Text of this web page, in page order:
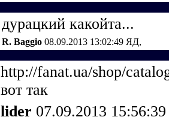
дурацкий какойта...
R. Baggio 08.09.2013 13:02:49 ЯД,
http://fanat.ua/shop/
вот так
lider 07.09.2013